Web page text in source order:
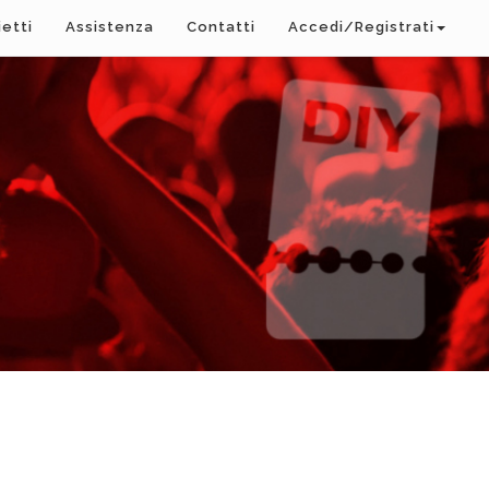
Assistenza Contatti Accedi/Registrati